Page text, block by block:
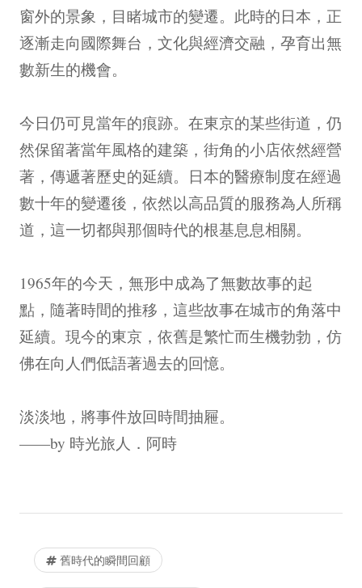
窗外的景象，目睹城市的變遷。此時的日本，正
逐漸走向國際舞台，文化與經濟交融，孕育出無
數新生的機會。
今日仍可見當年的痕跡。在東京的某些街道，仍
然保留著當年風格的建築，街角的小店依然經營
著，傳遞著歷史的延續。日本的醫療制度在經過
數十年的變遷後，依然以高品質的服務為人所稱
道，這一切都與那個時代的根基息息相關。
1965年的今天，無形中成為了無數故事的起
點，隨著時間的推移，這些故事在城市的角落中
延續。現今的東京，依舊是繁忙而生機勃勃，仿
佛在向人們低語著過去的回憶。
淡淡地，將事件放回時間抽屜。
——by 時光旅人．阿時
舊時代的瞬間回顧